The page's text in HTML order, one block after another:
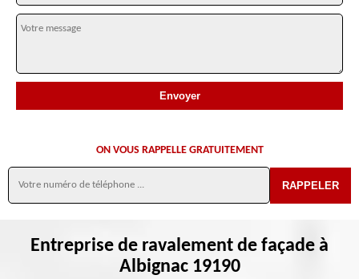
ON VOUS RAPPELLE GRATUITEMENT
Entreprise de ravalement de façade à
Albignac 19190